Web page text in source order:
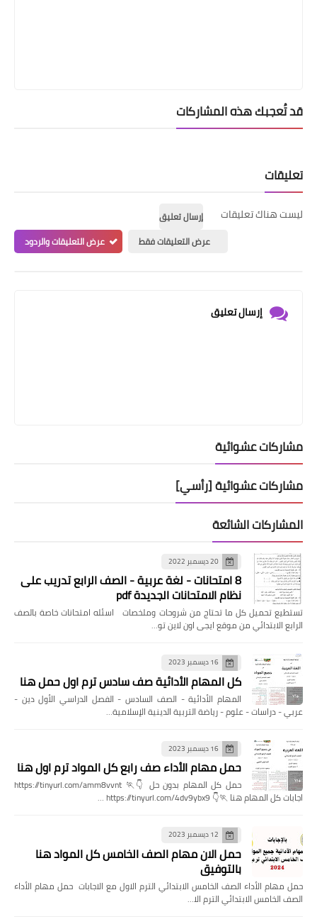
قد تُعجبك هذه المشاركات
تعليقات
ليست هناك تعليقات
إرسال تعليق
عرض التعليقات فقط
عرض التعليقات والردود
إرسال تعليق
مشاركات عشوائية
مشاركات عشوائية [رأسي]
المشاركات الشائعة
20 ديسمبر 2022
8 امتحانات - لغة عربية - الصف الرابع تدريب على
نظام الامتحانات الجديدة pdf
تستطيع تحميل كل ما تحتاج من شروحات وملخصات اسئله امتحانات خاصة بالصف
الرابع الابتدائي من موقع ايجى اون لاين تو…
16 ديسمبر 2023
كل المهام الأدائية صف سادس ترم اول حمل هنا
المهام الأدائية - الصف السادس - الفصل الدراسي الأول دين -
عربي - دراسات - علوم - رياضة التربية الدينية الإسلامية…
16 ديسمبر 2023
حمل مهام الأداء صف رابع كل المواد ترم اول هنا
حمل كل المهام بدون حل 👇🏃 https://tinyurl.com/amm8vvnt
اجابات كل المهام هنا 🏃👇 https://tinyurl.com/4dv9ybx9 …
12 ديسمبر 2023
حمل الان مهام الصف الخامس كل المواد هنا
بالتوفيق
حمل مهام الأداء الصف الخامس الابتدائي الترم الاول مع الاجابات حمل مهام الأداء
الصف الخامس الابتدائي الترم الا…